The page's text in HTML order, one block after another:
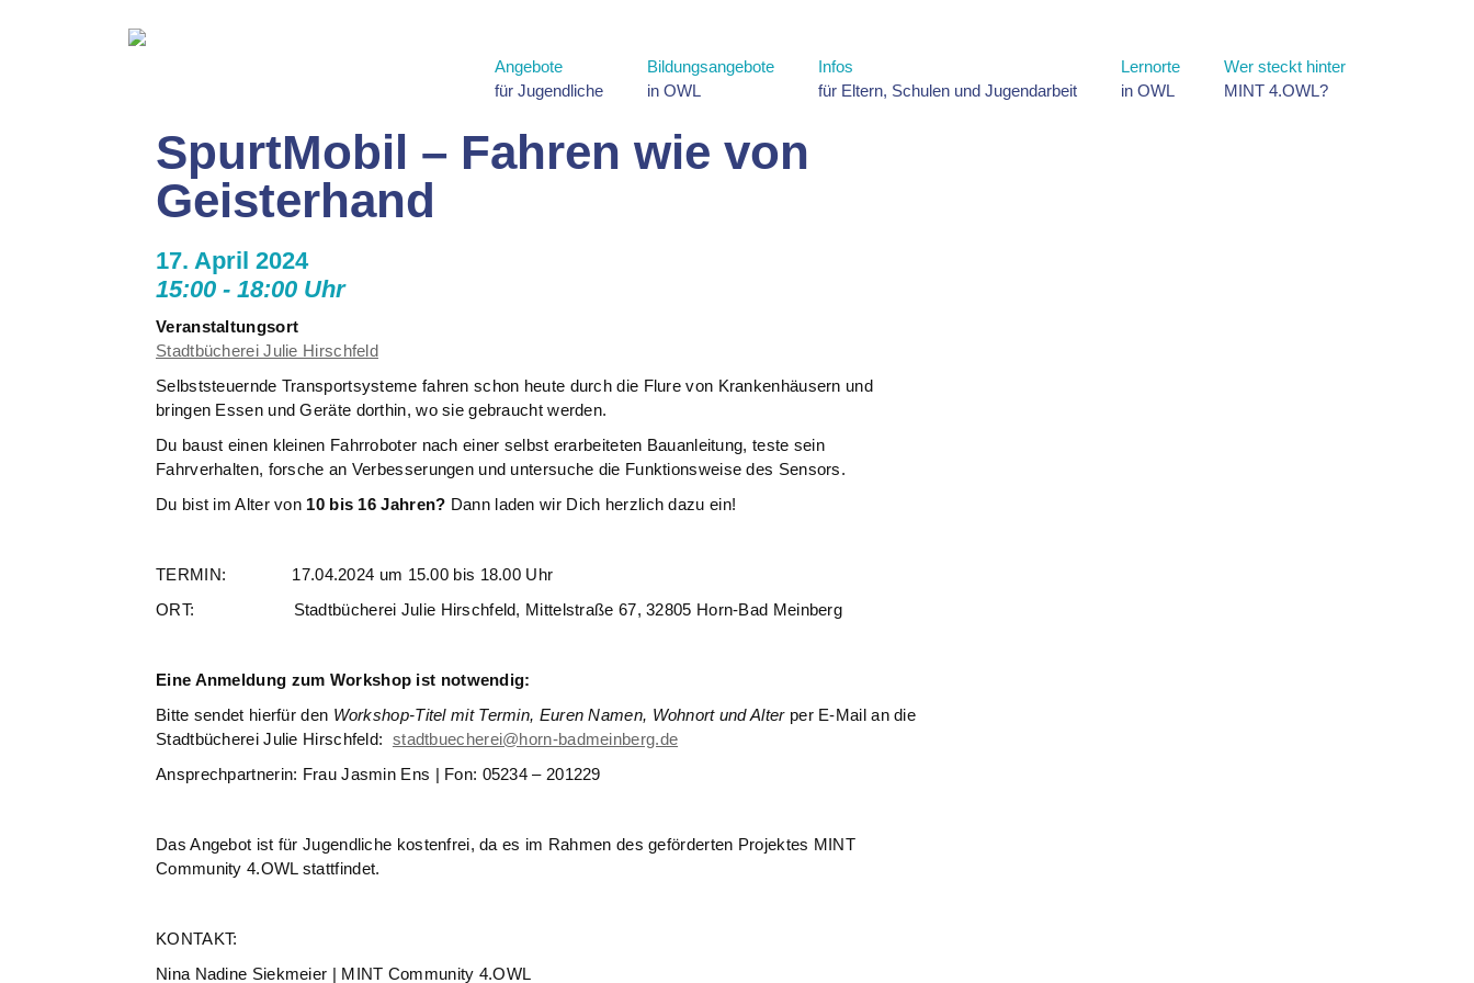
Angebote
für Jugendliche
Bildungsangebote
in OWL
Infos
für Eltern, Schulen und Jugendarbeit
Lernorte
in OWL
Wer steckt hinter
MINT 4.OWL?
SpurtMobil – Fahren wie von
Geisterhand
17. April 2024
15:00 - 18:00 Uhr
Veranstaltungsort
Stadtbücherei Julie Hirschfeld
Selbststeuernde Transportsysteme fahren schon heute durch die Flure von Krankenhäusern und
bringen Essen und Geräte dorthin, wo sie gebraucht werden.
Du baust einen kleinen Fahrroboter nach einer selbst erarbeiteten Bauanleitung, teste sein
Fahrverhalten, forsche an Verbesserungen und untersuche die Funktionsweise des Sensors.
Du bist im Alter von 10 bis 16 Jahren? Dann laden wir Dich herzlich dazu ein!
TERMIN: 17.04.2024 um 15.00 bis 18.00 Uhr
ORT: Stadtbücherei Julie Hirschfeld, Mittelstraße 67, 32805 Horn-Bad Meinberg
Eine Anmeldung zum Workshop ist notwendig:
Bitte sendet hierfür den Workshop-Titel mit Termin, Euren Namen, Wohnort und Alterper E-Mail an die
Stadtbücherei Julie Hirschfeld: stadtbuecherei@horn-badmeinberg.de
Ansprechpartnerin: Frau Jasmin Ens | Fon: 05234 – 201229
Das Angebot ist für Jugendliche kostenfrei, da es im Rahmen des geförderten Projektes MINT
Community 4.OWL stattfindet.
KONTAKT:
Nina Nadine Siekmeier | MINT Community 4.OWL